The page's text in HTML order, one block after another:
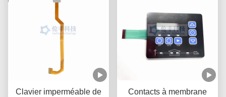
Clavier imperméable de
Contacts à membrane